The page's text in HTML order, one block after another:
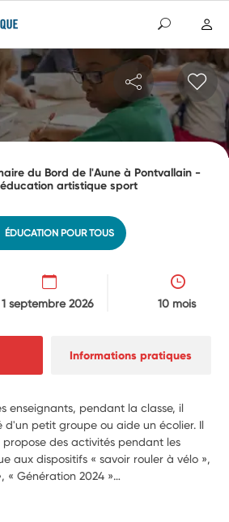
du Bord de l'Aune à Pontvallain -
éducation artistique sport
ÉDUCATION POUR TOUS
1 septembre 2026 10 mois
Informations pratiques
enseignants, pendant la classe, il
petit groupe ou aide un écolier. Il
des activités pendant les
aux dispositifs « savoir rouler à vélo »,
« Génération 2024 »…